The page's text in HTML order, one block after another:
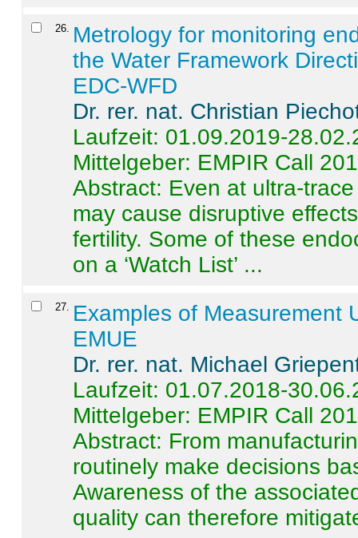
26. Metrology for monitoring
the Water Framework
EDC-WFD
Dr. rer. nat. Christian
Laufzeit: 01.09.2019-
Mittelgeber: EMPIR Call
Abstract: Even at ultra-
may cause disruptive
fertility. Some of these
on a ‘Watch List’ ...
27. Examples of Measurement
EMUE
Dr. rer. nat. Michael
Laufzeit: 01.07.2018-
Mittelgeber: EMPIR Call
Abstract: From
routinely make decisions
Awareness of the
quality can therefore